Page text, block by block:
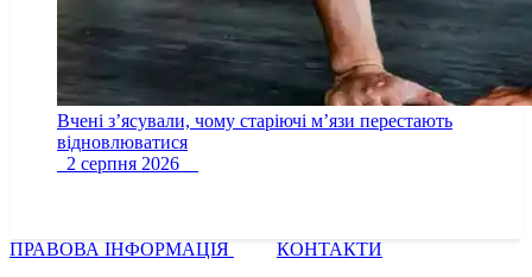
Вчені з’ясували, чому старіючі м’язи перестають
відновлюватися
2 серпня 2026
ПРАВОВА ІНФОРМАЦІЯ
КОНТАКТИ